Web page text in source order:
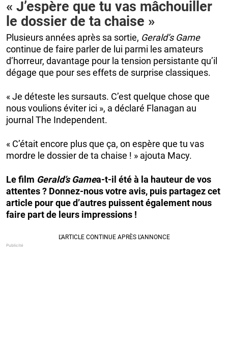
« J’espère que tu vas mâchouiller
le dossier de ta chaise »
Plusieurs années après sa sortie, Gerald’s Game
continue de faire parler de lui parmi les amateurs
d’horreur, davantage pour la tension persistante qu’il
dégage que pour ses effets de surprise classiques.
« Je déteste les sursauts. C’est quelque chose que
nous voulions éviter ici », a déclaré Flanagan au
journal The Independent.
« C’était encore plus que ça, on espère que tu vas
mordre le dossier de ta chaise ! » ajouta Macy.
Le film Gerald’s Gamea-t-il été à la hauteur de vos
attentes ? Donnez-nous votre avis, puis partagez cet
article pour que d’autres puissent également nous
faire part de leurs impressions !